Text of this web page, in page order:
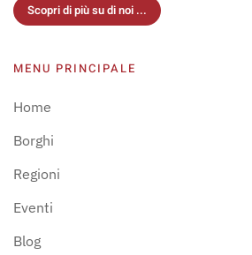
Scopri di più su di noi ...
MENU PRINCIPALE
Home
Borghi
Regioni
Eventi
Blog